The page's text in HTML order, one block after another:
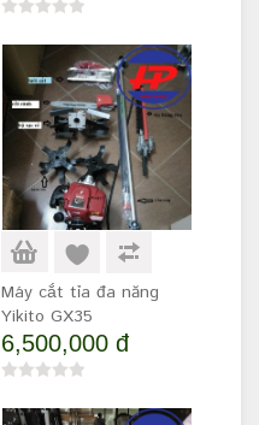
Máy cắt tỉa đa năng
Yikito GX35
6,500,000 đ